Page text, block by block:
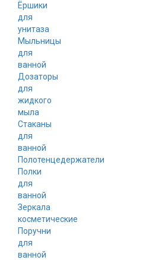
Ёршики
для
унитаза
Мыльницы
для
ванной
Дозаторы
для
жидкого
мыла
Стаканы
для
ванной
Полотенцедержатели
Полки
для
ванной
Зеркала
косметические
Поручни
для
ванной